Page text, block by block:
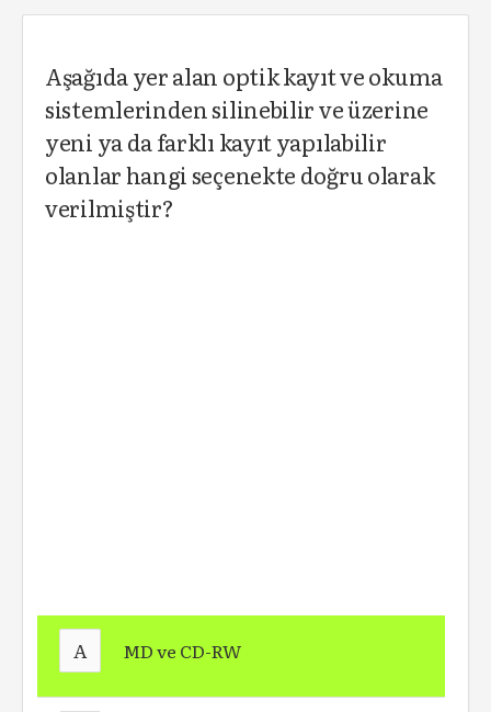
Aşağıda yer alan optik kayıt ve okuma
sistemlerinden silinebilir ve üzerine
yeni ya da farklı kayıt yapılabilir
olanlar hangi seçenekte doğru olarak
verilmiştir?
A MD ve CD-RW